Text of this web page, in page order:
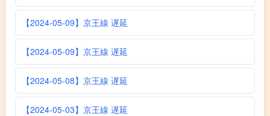
【2024-05-09】京王線 遅延
【2024-05-09】京王線 遅延
【2024-05-08】京王線 遅延
【2024-05-03】京王線 遅延